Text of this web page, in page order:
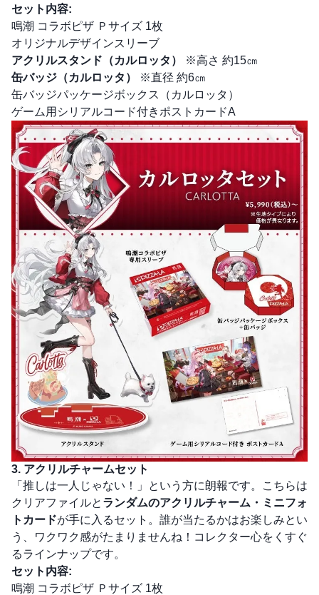
セット内容:
鳴潮 コラボピザ Ｐサイズ 1枚
オリジナルデザインスリーブ
アクリルスタンド（カルロッタ）
※高さ 約15㎝
缶バッジ（カルロッタ）
※直径 約6㎝
缶バッジパッケージボックス（カルロッタ）
ゲーム用シリアルコード付きポストカードA
3. アクリルチャームセット
「推しは一人じゃない！」という方に朗報です。こちらは
クリアファイルと ランダムのアクリルチャーム・ミニフォ
トカードが手に入るセット。誰が当たるかはお楽しみとい
う、ワクワク感がたまりませんね！コレクター心をくすぐ
るラインナップです。
セット内容:
鳴潮 コラボピザ Ｐサイズ 1枚